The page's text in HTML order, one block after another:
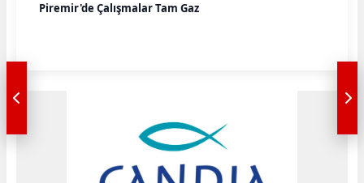
Piremir'de Çalışmalar Tam Gaz